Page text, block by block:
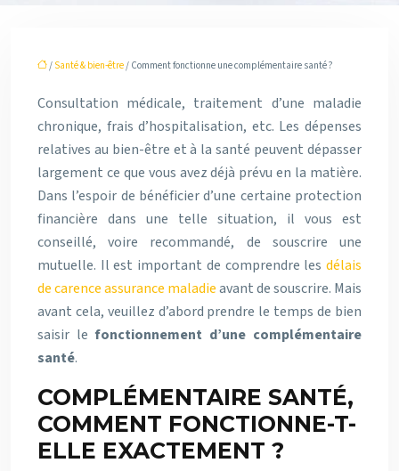
/ Santé & bien-être/ Comment fonctionne une complémentaire santé ?
Consultation médicale, traitement d’une maladie
chronique, frais d’hospitalisation, etc. Les dépenses
relatives au bien-être et à la santé peuvent dépasser
largement ce que vous avez déjà prévu en la matière.
Dans l’espoir de bénéficier d’une certaine protection
financière dans une telle situation, il vous est
conseillé, voire recommandé, de souscrire une
mutuelle. Il est important de comprendre les délais
de carence assurance maladieavant de souscrire. Mais
avant cela, veuillez d’abord prendre le temps de bien
saisir lefonctionnement d’une complémentaire
santé.
COMPLÉMENTAIRE SANTÉ,
COMMENT FONCTIONNE-T-
ELLE EXACTEMENT ?